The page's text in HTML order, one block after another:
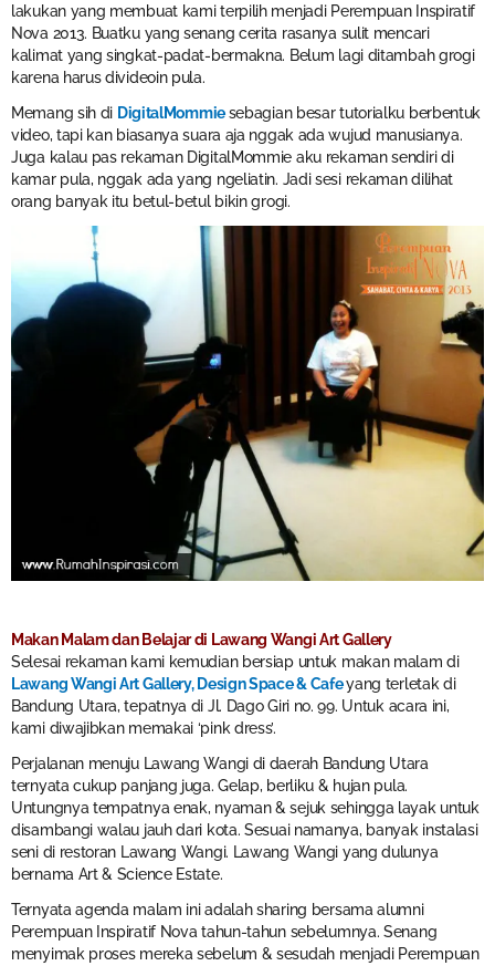
lakukan yang membuat kami terpilih menjadi Perempuan Inspiratif
Nova 2013. Buatku yang senang cerita rasanya sulit mencari
kalimat yang singkat-padat-bermakna. Belum lagi ditambah grogi
karena harus divideoin pula.
Memang sih di DigitalMommiesebagian besar tutorialku berbentuk
video, tapi kan biasanya suara aja nggak ada wujud manusianya.
Juga kalau pas rekaman DigitalMommie aku rekaman sendiri di
kamar pula, nggak ada yang ngeliatin. Jadi sesi rekaman dilihat
orang banyak itu betul-betul bikin grogi.
Makan Malam dan Belajar di Lawang Wangi Art Gallery
Selesai rekaman kami kemudian bersiap untuk makan malam di
Lawang Wangi Art Gallery, Design Space & Cafeyang terletak di
Bandung Utara, tepatnya di Jl. Dago Giri no. 99. Untuk acara ini,
kami diwajibkan memakai ‘pink dress’.
Perjalanan menuju Lawang Wangi di daerah Bandung Utara
ternyata cukup panjang juga. Gelap, berliku & hujan pula.
Untungnya tempatnya enak, nyaman & sejuk sehingga layak untuk
disambangi walau jauh dari kota. Sesuai namanya, banyak instalasi
seni di restoran Lawang Wangi. Lawang Wangi yang dulunya
bernama Art & Science Estate.
Ternyata agenda malam ini adalah sharing bersama alumni
Perempuan Inspiratif Nova tahun-tahun sebelumnya. Senang
menyimak proses mereka sebelum & sesudah menjadi Perempuan